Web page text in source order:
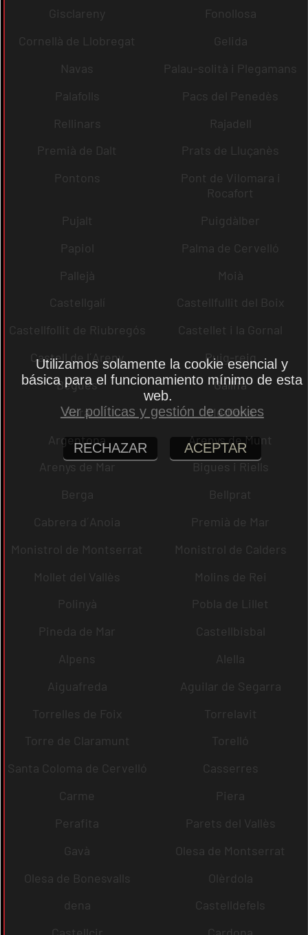
Gisclareny
Fonollosa
Cornellà de Llobregat
Gelida
Navas
Palau-solità i Plegamans
Palafolls
Pacs del Penedès
Rellinars
Rajadell
Premià de Dalt
Prats de Lluçanès
Pontons
Pont de Vilomara i
Rocafort
Pujalt
Puigdàlber
Papiol
Palma de Cervelló
Pallejà
Moià
Castellgalí
Castellfullit del Boix
Castellfollit de Riubregós
Castellet i la Gornal
Castell de l´Areny
Puig-reig
Begues
Gallifa
Sora
Mediona
Argentona
Arenys de Munt
Arenys de Mar
Bigues i Riells
Berga
Bellprat
Cabrera d´Anoia
Premià de Mar
Monistrol de Montserrat
Monistrol de Calders
Mollet del Vallès
Molins de Rei
Polinyà
Pobla de Lillet
Pineda de Mar
Castellbisbal
Alpens
Alella
Aiguafreda
Aguilar de Segarra
Torrelles de Foix
Torrelavit
Torre de Claramunt
Torelló
Santa Coloma de Cervelló
Casserres
Carme
Piera
Perafita
Parets del Vallès
Gavà
Olesa de Montserrat
Olesa de Bonesvalls
Olèrdola
dena
Castelldefels
Utilizamos solamente la cookie esencial y
básica para el funcionamiento mínimo de esta
web.
Ver políticas y gestión de cookies
RECHAZAR ACEPTAR